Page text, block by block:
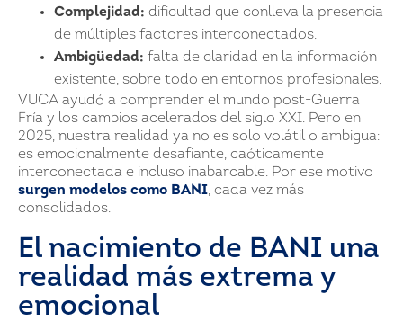
Complejidad: dificultad que conlleva la presencia
de múltiples factores interconectados.
Ambigüedad: falta de claridad en la información
existente, sobre todo en entornos profesionales.
VUCA ayudó a comprender el mundo post-Guerra
Fría y los cambios acelerados del siglo XXI. Pero en
2025, nuestra realidad ya no es solo volátil o ambigua:
es emocionalmente desafiante, caóticamente
interconectada e incluso inabarcable. Por ese motivo
surgen modelos como BANI, cada vez más
consolidados.
El nacimiento de BANI una
realidad más extrema y
emocional